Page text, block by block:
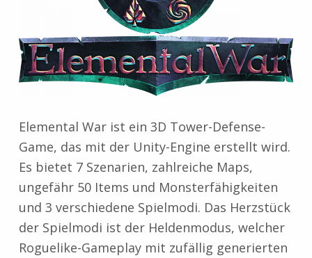
Elemental War ist ein 3D Tower-Defense-
Game, das mit der Unity-Engine erstellt wird.
Es bietet 7 Szenarien, zahlreiche Maps,
ungefähr 50 Items und Monsterfähigkeiten
und 3 verschiedene Spielmodi. Das Herzstück
der Spielmodi ist der Heldenmodus, welcher
Roguelike-Gameplay mit zufällig generierten